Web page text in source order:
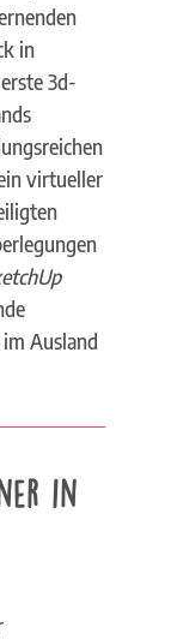
in
3d-
virtueller
Ausland
in